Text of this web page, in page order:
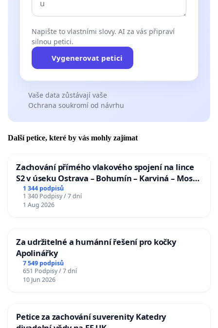
Napište to vlastními slovy. AI za vás připraví
silnou petici.
Vygenerovat petici
Vaše data zůstávají vaše
Ochrana soukromí od návrhu
Další petice, které by vás mohly zajímat
Zachování přímého vlakového spojení na lince
S2 v úseku Ostrava – Bohumín – Karviná – Mosty
u Jablunkova
1 344 podpisů
1 340 Podpisy / 7 dní
1 Aug 2026
Za udržitelné a humánní řešení pro kočky
Apolinářky
7 549 podpisů
651 Podpisy / 7 dní
10 Jun 2026
Petice za zachování suverenity Katedry